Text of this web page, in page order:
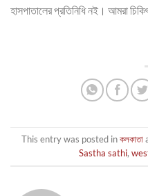
হাসপাতালের প্রতিনিধি নই। আমরা
This entry was posted inকলকাতা
Sastha sathi,